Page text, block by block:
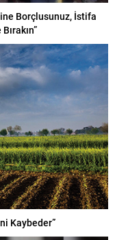
Borçlusunuz, İstifa
Kaybeder”